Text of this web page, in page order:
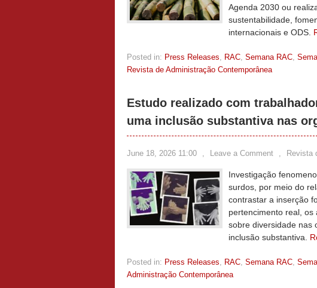
Agenda 2030 ou
sustentabilidade,
internacionais e ODS.
Posted in: Press Releases, RAC, Semana RAC,
Revista de Administração Contemporânea
Estudo realizado com
uma inclusão substantiva nas
June 18, 2026 11:00 , Leave a Comment , Revista
Investigação
surdos, por meio do
contrastar a inserção
pertencimento real,
sobre diversidade nas
inclusão substantiva.
Posted in: Press Releases, RAC, Semana RAC,
Administração Contemporânea